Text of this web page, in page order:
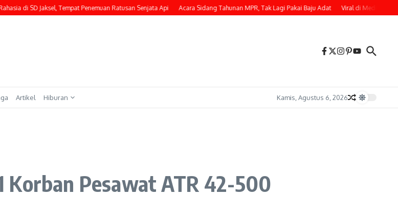
di SD Jaksel, Tempat Penemuan Ratusan Senjata Api Acara Sidang Tahunan MPR, Tak Lagi Pakai Baju Adat Viral di Media Sosial,
Artikel Hiburan Kamis, Agustus 6, 2026
Korban Pesawat ATR 42-500